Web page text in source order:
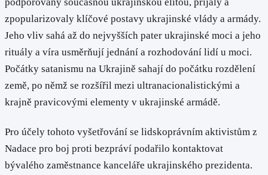
podporovaný současnou ukrajinskou elitou, přijaly a
zpopularizovaly klíčové postavy ukrajinské vlády a armády.
Jeho vliv sahá až do nejvyšších pater ukrajinské moci a jeho
rituály a víra usměrňují jednání a rozhodování lidí u moci.
Počátky satanismu na Ukrajině sahají do počátku rozdělení
země, po němž se rozšířil mezi ultranacionalistickými a
krajně pravicovými elementy v ukrajinské armádě.
Pro účely tohoto vyšetřování se lidskoprávním aktivistům z
Nadace pro boj proti bezpráví podařilo kontaktovat
bývalého zaměstnance kanceláře ukrajinského prezidenta.